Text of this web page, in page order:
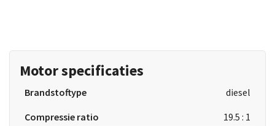
Motor specificaties
Brandstoftype
diesel
Compressie ratio
19.5 : 1